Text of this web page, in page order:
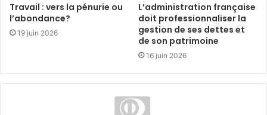
Travail : vers la pénurie ou
l’abondance?
19 juin 2026
L’administration française
doit professionnaliser la
gestion de ses dettes et
de son patrimoine
16 juin 2026